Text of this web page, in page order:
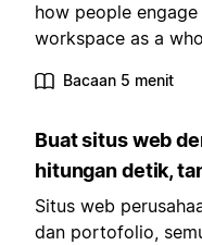
how people
workspace as a
Bacaan 5 menit
Buat situs web
hitungan detik,
Situs web
dan portofolio,